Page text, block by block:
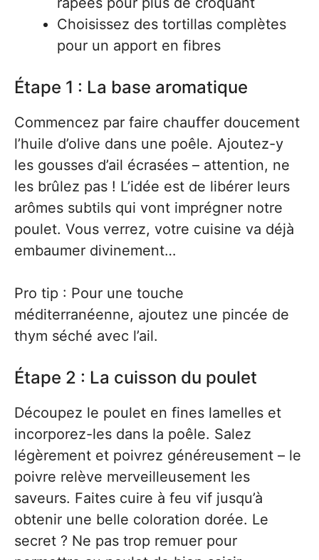
Choisissez des tortillas complètes
pour un apport en fibres
Étape 1 : La base aromatique
Commencez par faire chauffer doucement
l’huile d’olive dans une poêle. Ajoutez-y
les gousses d’ail écrasées – attention, ne
les brûlez pas ! L’idée est de libérer leurs
arômes subtils qui vont imprégner notre
poulet. Vous verrez, votre cuisine va déjà
embaumer divinement…
Pro tip : Pour une touche
méditerranéenne, ajoutez une pincée de
thym séché avec l’ail.
Étape 2 : La cuisson du poulet
Découpez le poulet en fines lamelles et
incorporez-les dans la poêle. Salez
légèrement et poivrez généreusement – le
poivre relève merveilleusement les
saveurs. Faites cuire à feu vif jusqu’à
obtenir une belle coloration dorée. Le
secret ? Ne pas trop remuer pour